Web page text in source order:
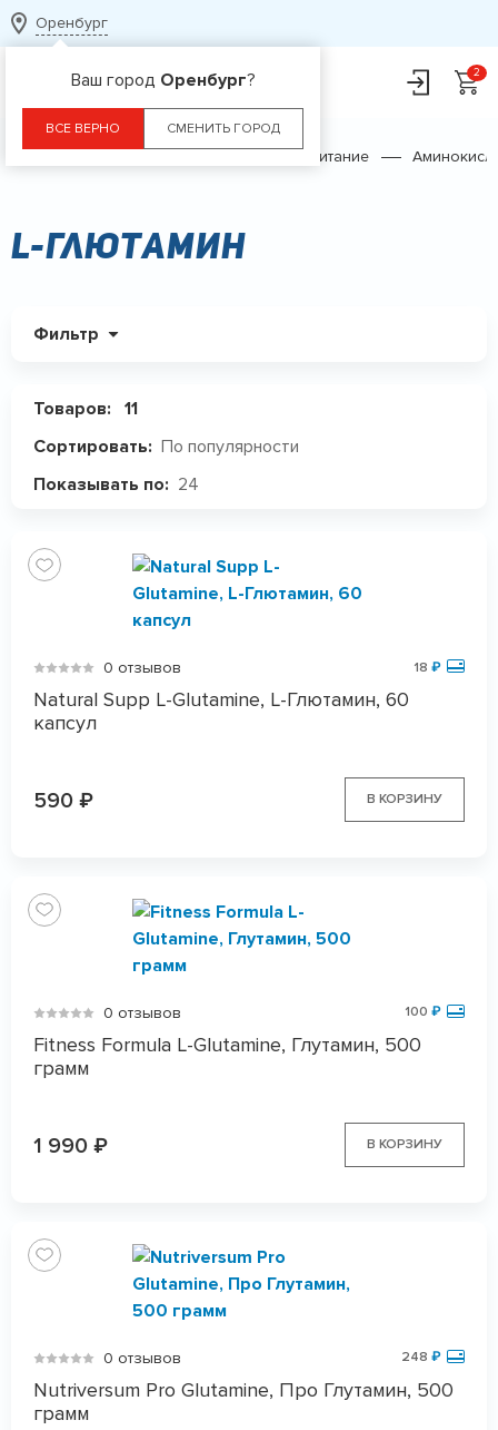
Оренбург
Ваш город Оренбург?
ВСЕ ВЕРНО СМЕНИТЬ ГОРОД
Спортивное питание
L-Глютамин
Фильтр
Товаров:
11
Сортировать: По популярности
Показывать по: 24
0 отзывов 18 ₽
Natural Supp L-Glutamine, L-Глютамин, 60
капсул
590 ₽ В КОРЗИНУ
0 отзывов 100 ₽
Fitness Formula L-Glutamine, Глутамин, 500
грамм
1 990 ₽ В КОРЗИНУ
0 отзывов 248 ₽
Nutriversum Pro Glutamine, Про Глутамин, 500
грамм